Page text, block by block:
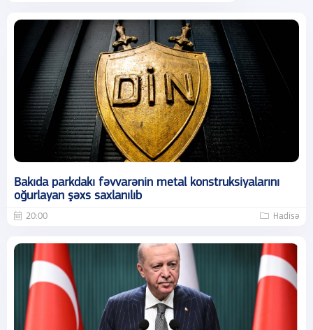
Bakıda parkdakı fəvvarənin metal konstruksiyalarını
oğurlayan şəxs saxlanılıb
20:00 Hadisə